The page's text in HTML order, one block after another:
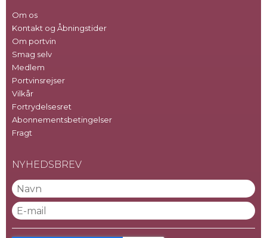
Om os
Kontakt og Åbningstider
Om portvin
Smag selv
Medlem
Portvinsrejser
Vilkår
Fortrydelsesret
Abonnementsbetingelser
Fragt
NYHEDSBREV